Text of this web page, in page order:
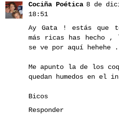
Cociña Poética 8 de
18:51
Ay Gata ! estás que
más ricas has hecho ,
se ve por aquí hehehe .
Me apunto la de los
quedan humedos en el
Bicos
Responder